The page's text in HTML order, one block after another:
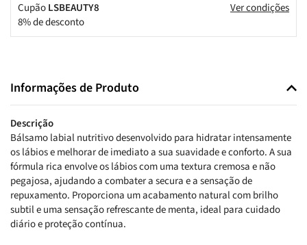
CupãoLSBEAUTY8
8% de desconto
Ver condições
Informações de Produto
Descrição
Bálsamo labial nutritivo desenvolvido para hidratar intensamente
os lábios e melhorar de imediato a sua suavidade e conforto. A sua
fórmula rica envolve os lábios com uma textura cremosa e não
pegajosa, ajudando a combater a secura e a sensação de
repuxamento. Proporciona um acabamento natural com brilho
subtil e uma sensação refrescante de menta, ideal para cuidado
diário e proteção contínua.